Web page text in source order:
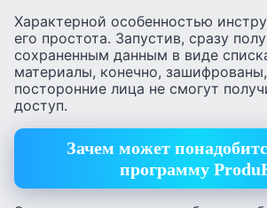
Характерной особенностью
его простота. Запустив, сразу
сохраненным данным в виде
материалы, конечно,
посторонние лица не смогут
доступ.
Зачем может
программу